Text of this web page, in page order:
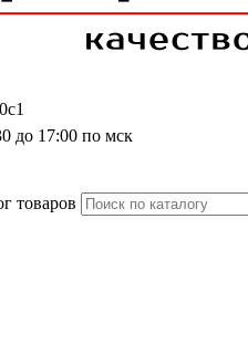
до 17:00 по мск
товаров